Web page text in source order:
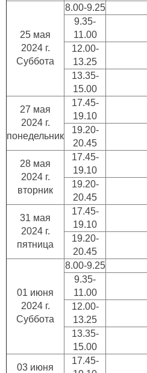
25 мая
2024 г.
Суббота
8.00-9.25
9.35-
11.00
12.00-
13.25
13.35-
15.00
27 мая
2024 г.
понедельник
17.45-
19.10
19.20-
20.45
28 мая
2024 г.
вторник
17.45-
19.10
19.20-
20.45
31 мая
2024 г.
пятница
17.45-
19.10
19.20-
20.45
01 июня
2024 г.
Суббота
8.00-9.25
9.35-
11.00
12.00-
13.25
13.35-
15.00
03 июня
17.45-